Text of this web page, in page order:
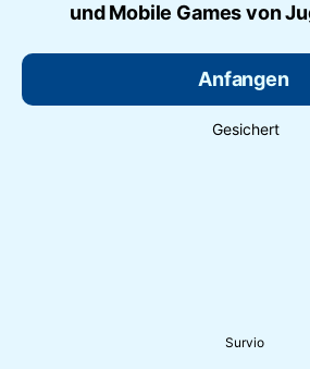
und Mobile Games von
Anfangen
Gesichert
Survio